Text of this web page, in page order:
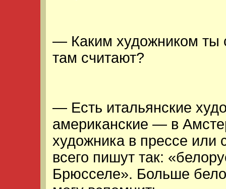
— Каким художником ты
там считают?
— Есть итальянские
американские — в
художника в прессе или
всего пишут так:
Брюсселе». Больше